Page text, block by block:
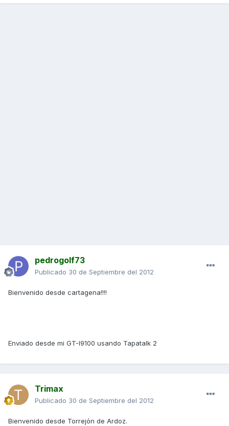
pedrogolf73
Publicado 30 de Septiembre del 2012
Bienvenido desde cartagena!!!!
Enviado desde mi GT-I9100 usando Tapatalk 2
Trimax
Publicado 30 de Septiembre del 2012
Bienvenido desde Torrejón de Ardoz.